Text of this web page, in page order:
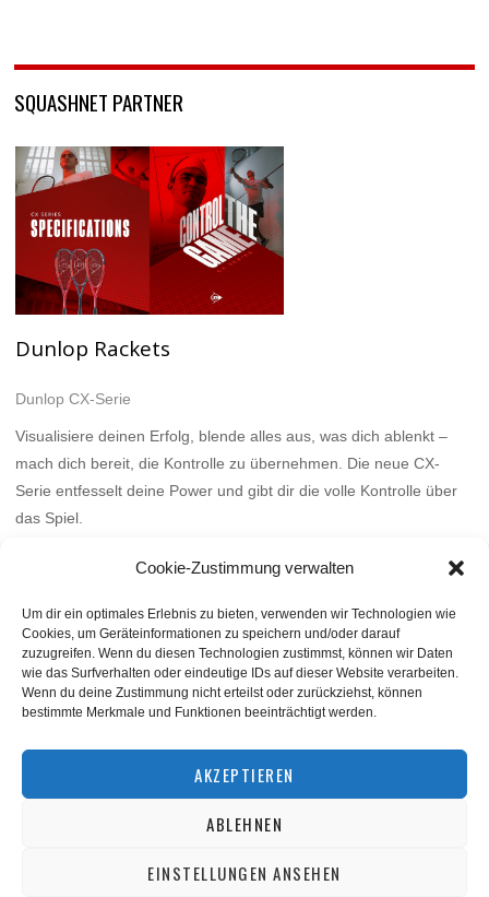
Cookie-Zustimmung verwalten
Um dir ein optimales Erlebnis zu bieten, verwenden wir Technologien wie
Cookies, um Geräteinformationen zu speichern und/oder darauf
zuzugreifen. Wenn du diesen Technologien zustimmst, können wir Daten
wie das Surfverhalten oder eindeutige IDs auf dieser Website verarbeiten.
Wenn du deine Zustimmung nicht erteilst oder zurückziehst, können
bestimmte Merkmale und Funktionen beeinträchtigt werden.
AKZEPTIEREN
ABLEHNEN
EINSTELLUNGEN ANSEHEN
SQUASHNET PARTNER
Dunlop Rackets
Dunlop CX-Serie
Visualisiere deinen Erfolg, blende alles aus, was dich ablenkt –
mach dich bereit, die Kontrolle zu übernehmen. Die neue CX-
Serie entfesselt deine Power und gibt dir die volle Kontrolle über
das Spiel.
BACK TO TOP
squashnet.de2026
Performance Marketing by matchplan